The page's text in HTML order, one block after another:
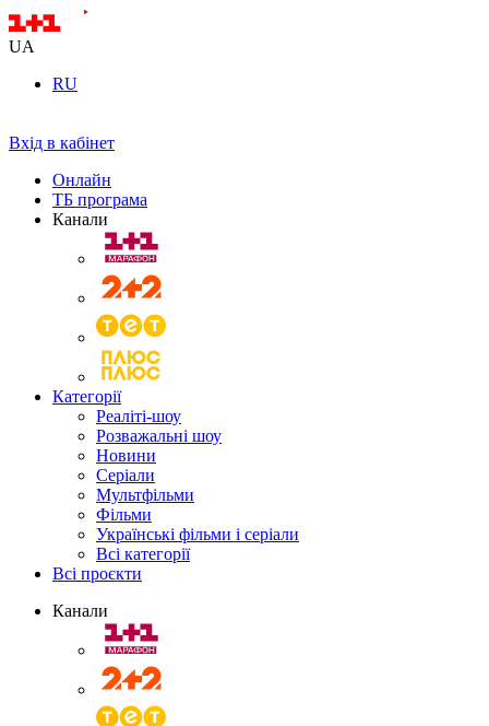
UA
RU
Вхід в кабінет
Онлайн
ТБ програма
Канали
Категорії
Реаліті-шоу
Розважальні шоу
Новини
Серіали
Мультфільми
Фільми
Українські фільми і серіали
Всі категорії
Всі проєкти
Канали